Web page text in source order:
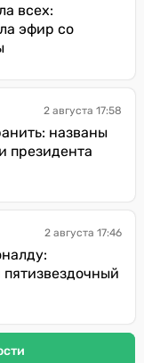
всех:
эфир со
2 августа 17:58
названы
президента
2 августа 17:46